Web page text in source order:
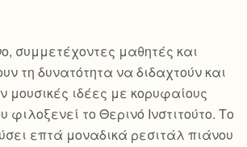
συμμετέχοντες μαθητές και
τη δυνατότητα να διδαχτούν και
ιδέες με κορυφαίους
φιλοξενεί το Θερινό Ινστιτούτο. Το
επτά μοναδικά ρεσιτάλ πιάνου